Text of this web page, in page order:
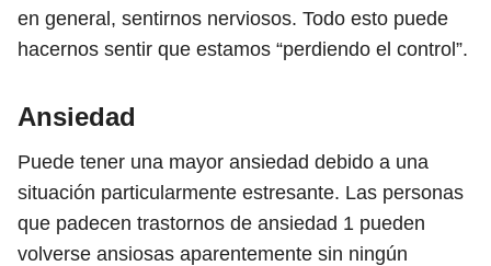
en general, sentirnos nerviosos. Todo esto puede
hacernos sentir que estamos “perdiendo el control”.
Ansiedad
Puede tener una mayor ansiedad debido a una
situación particularmente estresante. Las personas
que padecen trastornos de ansiedad 1 pueden
volverse ansiosas aparentemente sin ningún